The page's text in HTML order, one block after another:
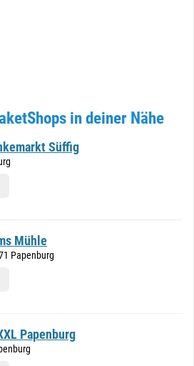
in deiner Nähe
Süffig
Mühle
Papenburg
Papenburg